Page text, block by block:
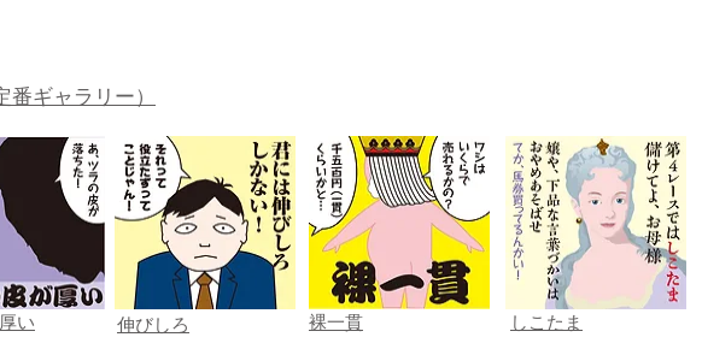
ギャラリー）
い 伸びしろ 裸一貫 しこたま